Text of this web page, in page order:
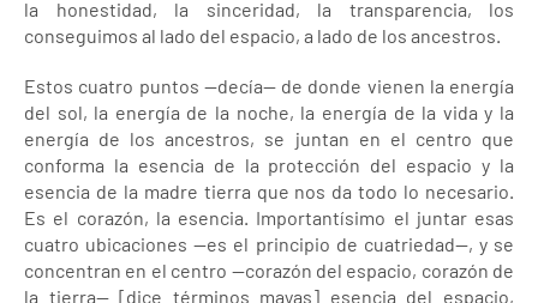
la honestidad, la sinceridad, la transparencia, los
conseguimos al lado del espacio, a lado de los ancestros.
Estos cuatro puntos —decía— de donde vienen la energía
del sol, la energía de la noche, la energía de la vida y la
energía de los ancestros, se juntan en el centro que
conforma la esencia de la protección del espacio y la
esencia de la madre tierra que nos da todo lo necesario.
Es el corazón, la esencia. Importantísimo el juntar esas
cuatro ubicaciones —es el principio de cuatriedad—, y se
concentran en el centro —corazón del espacio, corazón de
la tierra— [dice términos mayas] esencia del espacio,